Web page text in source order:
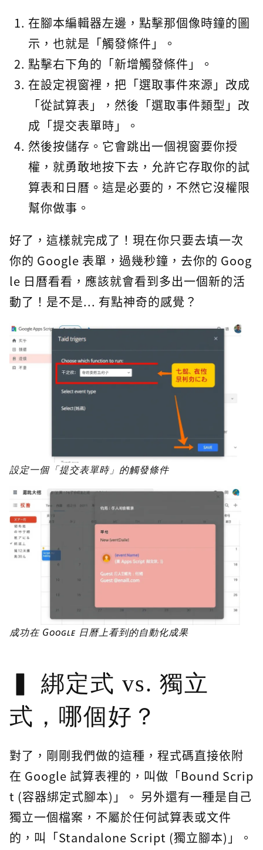
在腳本編輯器左邊，點擊那個像時鐘的圖
示，也就是「觸發條件」。
點擊右下角的「新增觸發條件」。
在設定視窗裡，把「選取事件來源」改成
「從試算表」，然後「選取事件類型」改
成「提交表單時」。
然後按儲存。它會跳出一個視窗要你授
權，就勇敢地按下去，允許它存取你的試
算表和日曆。這是必要的，不然它沒權限
幫你做事。
好了，這樣就完成了！現在你只要去填一次
你的 Google 表單，過幾秒鐘，去你的 Goog
le 日曆看看，應該就會看到多出一個新的活
動了！是不是... 有點神奇的感覺？
設定一個「提交表單時」的觸發條件
成功在 Google 日曆上看到的自動化成果
綁定式 vs. 獨立
式，哪個好？
對了，剛剛我們做的這種，程式碼直接依附
在 Google 試算表裡的，叫做「Bound Scrip
t (容器綁定式腳本)」。 另外還有一種是自己
獨立一個檔案，不屬於任何試算表或文件
的，叫「Standalone Script (獨立腳本)」。